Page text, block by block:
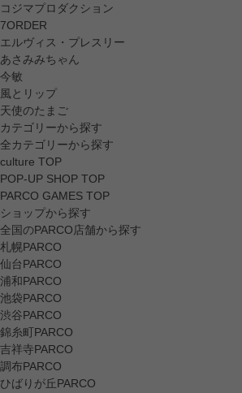
コジマプロダクション
7ORDER
エルヴィス・プレスリー
あさみみちゃん
今敏
風とリップ
天使のたまご
カテゴリーから探す
全カテゴリーから探す
culture TOP
POP-UP SHOP TOP
PARCO GAMES TOP
ショップから探す
全国のPARCO店舗から探す
札幌PARCO
仙台PARCO
浦和PARCO
池袋PARCO
渋谷PARCO
錦糸町PARCO
吉祥寺PARCO
調布PARCO
ひばりが丘PARCO